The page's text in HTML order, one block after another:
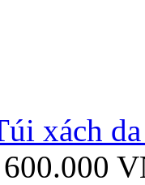
Ốp lưng Samsung
xách
600.000